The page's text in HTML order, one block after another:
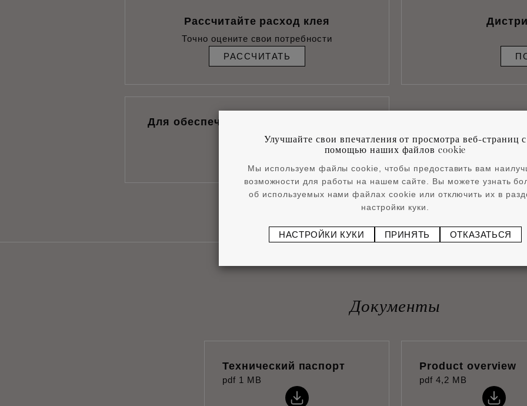
Рассчитайте расход клея
Точно оцените свои потребности
РАССЧИТАТЬ
Для обеспечения наилучших условий
монтажа
Документы
Технический паспорт
pdf 1 MB
Product overview
pdf 4,2 MB
Улучшайте свои впечатления от просмотра веб-страниц с
помощью наших файлов cookie
Мы используем файлы cookie, чтобы предоставить вам
возможности для работы на нашем сайте. Вы можете узнать
об используемых нами файлах cookie или отключить их в
настройки куки.
НАСТРОЙКИ КУКИ ПРИНЯТЬ ОТКАЗАТЬСЯ